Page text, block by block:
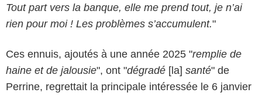
Tout part vers la banque, elle me prend tout, je n’ai
rien pour moi ! Les problèmes s’accumulent."
Ces ennuis, ajoutés à une année 2025 "remplie de
haine et de jalousie", ont "dégradé [la] santé" de
Perrine, regrettait la principale intéressée le 6 janvier